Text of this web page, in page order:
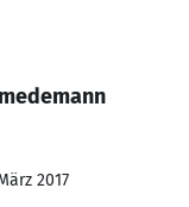
2017